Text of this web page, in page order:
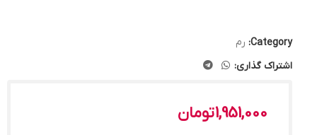
Category: رم
اشتراک گذاری:
1,951,000تومان